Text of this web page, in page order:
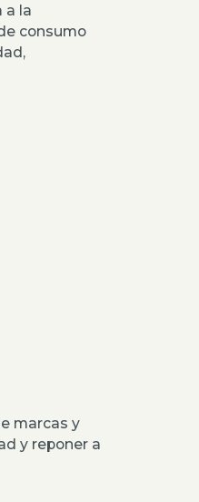
a la
consumo
marcas y
y reponer a